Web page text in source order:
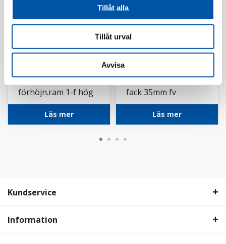
Tillåt alla
Tillåt urval
Avvisa
ELKO One
förhöjn.ram 1-f hög
sv
Läs mer
RS förhöjn.ram 3-
fack 35mm fv
Läs mer
Kundservice
Information